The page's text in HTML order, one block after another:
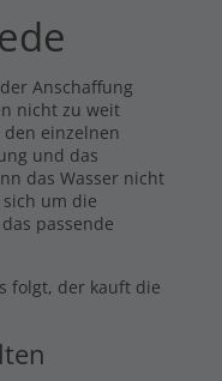
Anschaffung
nicht zu weit
einzelnen
und das
das Wasser nicht
um die
passende
folgt, der kauft die